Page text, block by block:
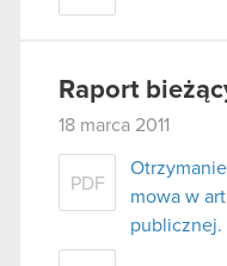
Raport
18 marca 2011
PDF
mowa w
publicznej.